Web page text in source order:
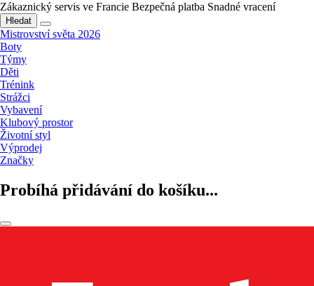
Zákaznický servis ve Francie Bezpečná platba Snadné vracení
Hledat
Mistrovství světa 2026
Boty
Týmy
Děti
Trénink
Strážci
Vybavení
Klubový prostor
Životní styl
Výprodej
Značky
Probíhá přidávání do košíku...